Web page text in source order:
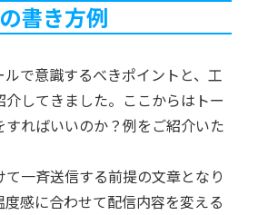
書き方例
で意識するべきポイントと、工
してきました。ここからはトー
ればいいのか？例をご紹介いた
一斉送信する前提の文章となり
感に合わせて配信内容を変える